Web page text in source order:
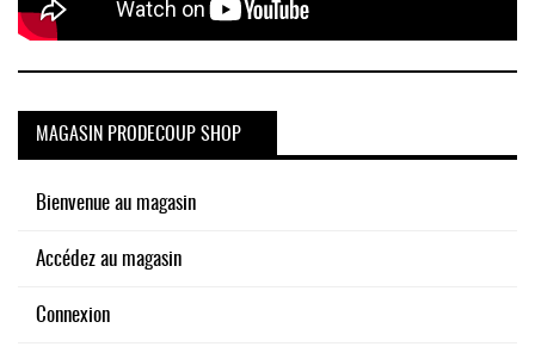
MAGASIN PRODECOUP SHOP
Bienvenue au magasin
Accédez au magasin
Connexion